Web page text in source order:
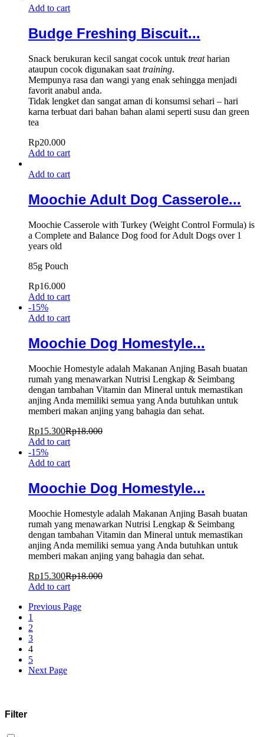
Add to cart
Budge Freshing Biscuit...
Snack berukuran kecil sangat cocok untuk treatharian
ataupun cocok digunakan saat training.
Mempunya rasa dan wangi yang enak sehingga menjadi
favorit anabul anda.
Tidak lengket dan sangat aman di konsumsi sehari – hari
karna terbuat dari bahan bahan alami seperti susu dan green
tea
Rp20.000
Add to cart
Add to cart
Moochie Adult Dog Casserole...
Moochie Casserole with Turkey (Weight Control Formula) is
a Complete and Balance Dog food for Adult Dogs over 1
years old
85g Pouch
Rp16.000
Add to cart
-15%
Add to cart
Moochie Dog Homestyle...
Moochie Homestyle adalah Makanan Anjing Basah buatan
rumah yang menawarkan Nutrisi Lengkap & Seimbang
dengan tambahan Vitamin dan Mineral untuk memastikan
anjing Anda memiliki semua yang Anda butuhkan untuk
memberi makan anjing yang bahagia dan sehat.
Rp15.300Rp18.000
Add to cart
-15%
Add to cart
Moochie Dog Homestyle...
Moochie Homestyle adalah Makanan Anjing Basah buatan
rumah yang menawarkan Nutrisi Lengkap & Seimbang
dengan tambahan Vitamin dan Mineral untuk memastikan
anjing Anda memiliki semua yang Anda butuhkan untuk
memberi makan anjing yang bahagia dan sehat.
Rp15.300Rp18.000
Add to cart
Previous Page
1
2
3
4
5
Next Page
Filter